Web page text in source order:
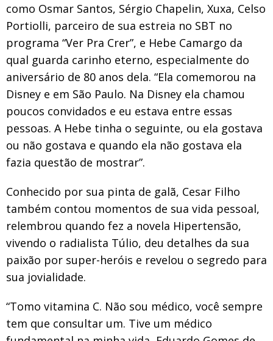
como Osmar Santos, Sérgio Chapelin, Xuxa, Celso
Portiolli, parceiro de sua estreia no SBT no
programa “Ver Pra Crer”, e Hebe Camargo da
qual guarda carinho eterno, especialmente do
aniversário de 80 anos dela. “Ela comemorou na
Disney e em São Paulo. Na Disney ela chamou
poucos convidados e eu estava entre essas
pessoas. A Hebe tinha o seguinte, ou ela gostava
ou não gostava e quando ela não gostava ela
fazia questão de mostrar”.
Conhecido por sua pinta de galã, Cesar Filho
também contou momentos de sua vida pessoal,
relembrou quando fez a novela Hipertensão,
vivendo o radialista Túlio, deu detalhes da sua
paixão por super-heróis e revelou o segredo para
sua jovialidade.
“Tomo vitamina C. Não sou médico, você sempre
tem que consultar um. Tive um médico